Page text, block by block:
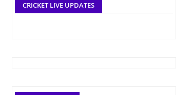
CRICKET LIVE UPDATES